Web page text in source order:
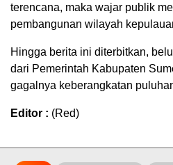
terencana, maka wajar publik
pembangunan wilayah
Hingga berita ini diterbitkan,
dari Pemerintah Kabupaten
gagalnya keberangkatan
Editor : (Red)